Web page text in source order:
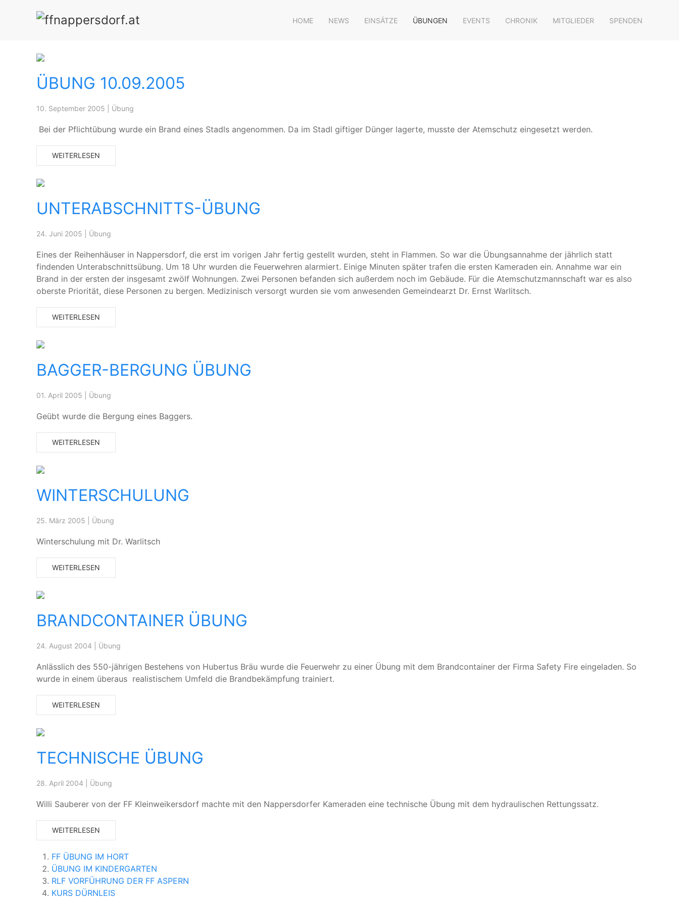
HOME NEWS EINSÄTZE ÜBUNGEN EVENTS CHRONIK MITGLIEDER SPENDEN
ÜBUNG 10.09.2005
10. September 2005 Übung
Bei der Pflichtübung wurde ein Brand eines Stadls angenommen. Da im Stadl giftiger Dünger lagerte, musste der Atemschutz eingesetzt werden.
WEITERLESEN
UNTERABSCHNITTS-ÜBUNG
24. Juni 2005 Übung
Eines der Reihenhäuser in Nappersdorf, die erst im vorigen Jahr fertig gestellt wurden, steht in Flammen. So war die Übungsannahme der jährlich statt
findenden Unterabschnittsübung. Um 18 Uhr wurden die Feuerwehren alarmiert. Einige Minuten später trafen die ersten Kameraden ein. Annahme war ein
Brand in der ersten der insgesamt zwölf Wohnungen. Zwei Personen befanden sich außerdem noch im Gebäude. Für die Atemschutzmannschaft war es also
oberste Priorität, diese Personen zu bergen. Medizinisch versorgt wurden sie vom anwesenden Gemeindearzt Dr. Ernst Warlitsch.
WEITERLESEN
BAGGER-BERGUNG ÜBUNG
01. April 2005 Übung
Geübt wurde die Bergung eines Baggers.
WEITERLESEN
WINTERSCHULUNG
25. März 2005 Übung
Winterschulung mit Dr. Warlitsch
WEITERLESEN
BRANDCONTAINER ÜBUNG
24. August 2004 Übung
Anlässlich des 550-jährigen Bestehens von Hubertus Bräu wurde die Feuerwehr zu einer Übung mit dem Brandcontainer der Firma Safety Fire eingeladen. So
wurde in einem überaus realistischem Umfeld die Brandbekämpfung trainiert.
WEITERLESEN
TECHNISCHE ÜBUNG
28. April 2004 Übung
Willi Sauberer von der FF Kleinweikersdorf machte mit den Nappersdorfer Kameraden eine technische Übung mit dem hydraulischen Rettungssatz.
WEITERLESEN
FF ÜBUNG IM HORT
ÜBUNG IM KINDERGARTEN
RLF VORFÜHRUNG DER FF ASPERN
KURS DÜRNLEIS